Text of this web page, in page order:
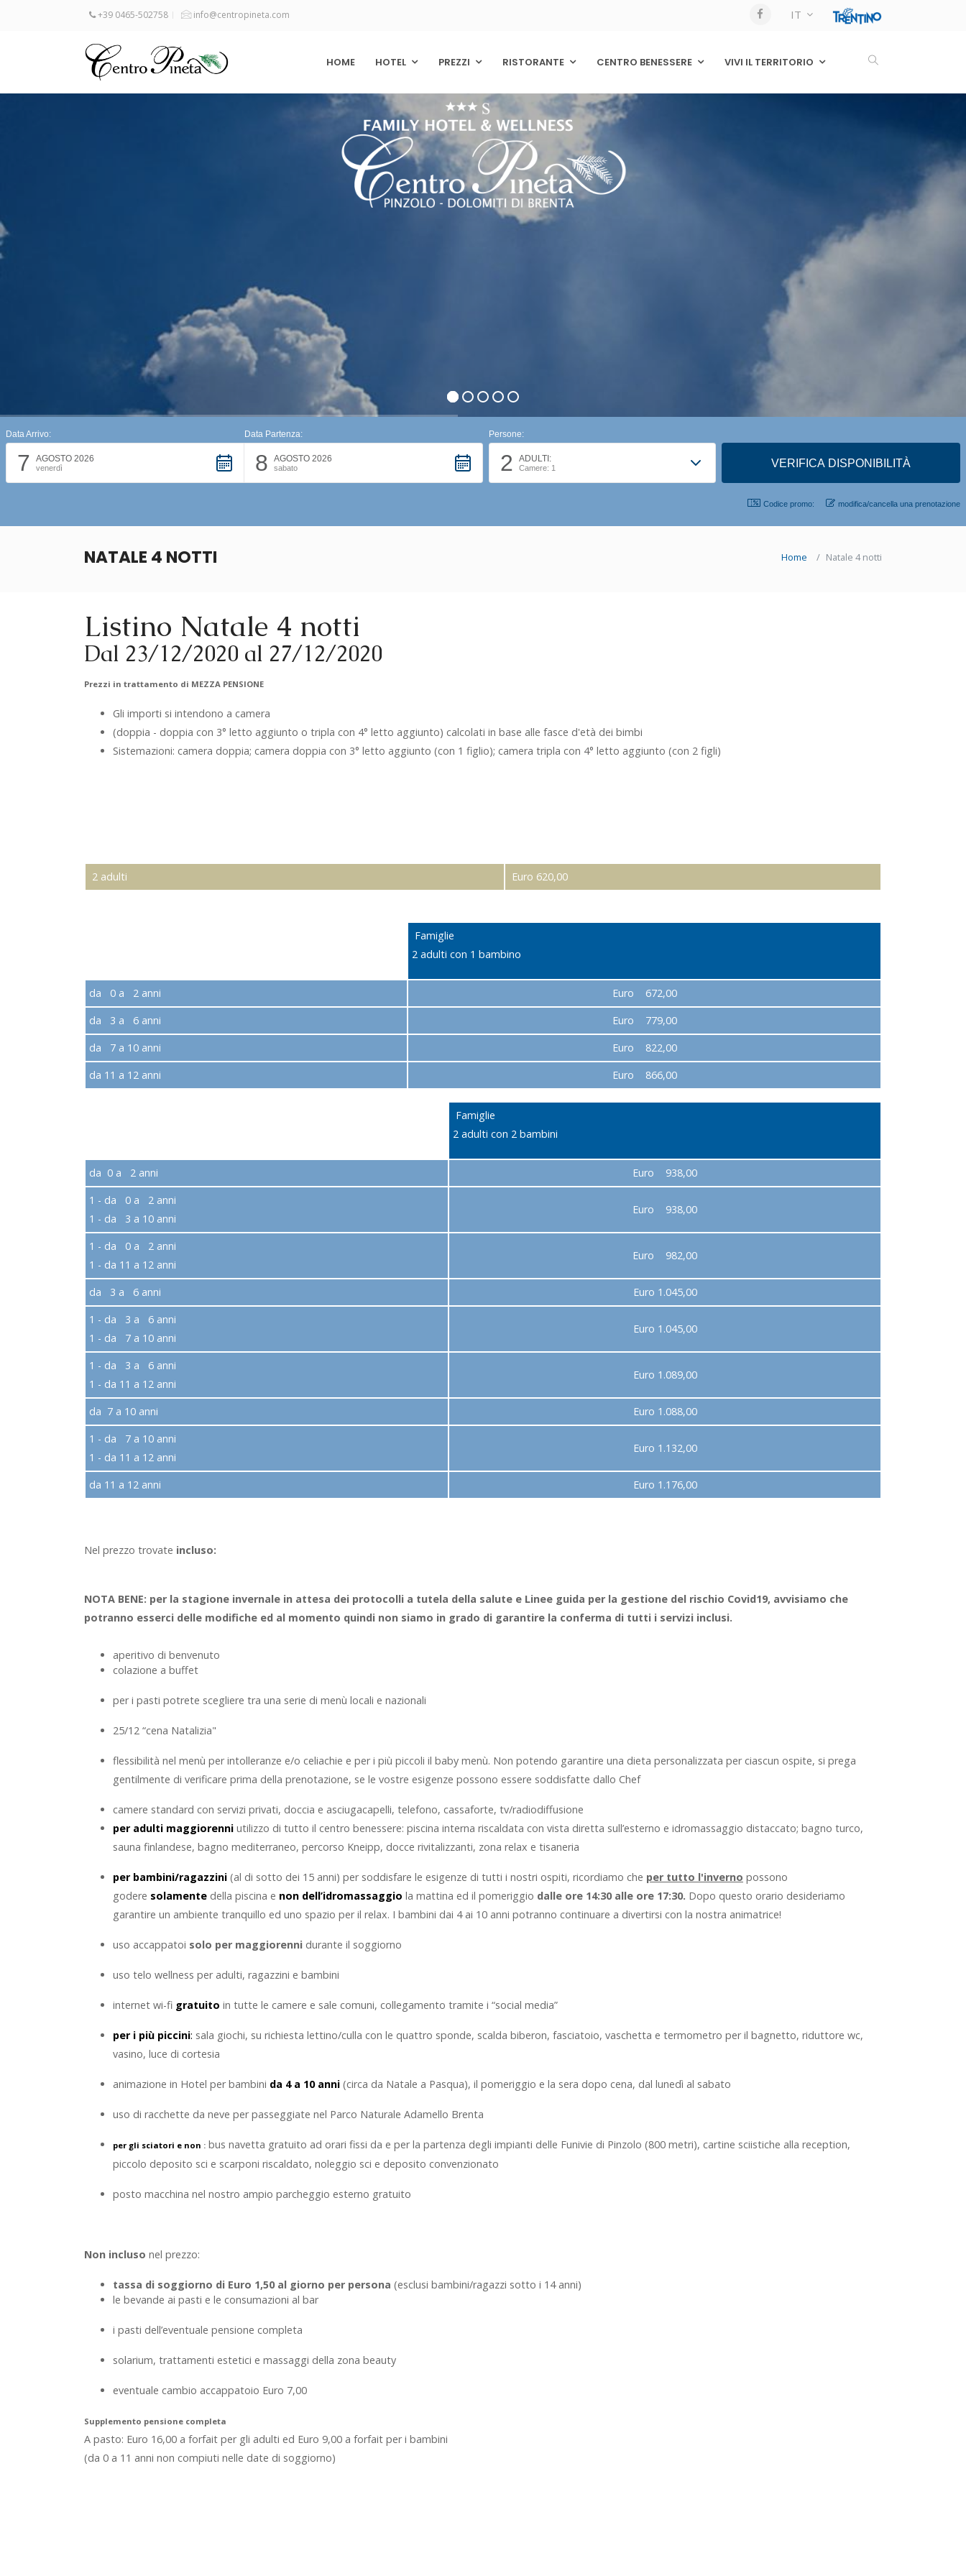
IT
+39 0465-502758 info@centropineta.com
HOME HOTEL PREZZI RISTORANTE CENTRO BENESSERE VIVI IL TERRITORIO
Data Arrivo:
7 AGOSTO 2026
venerdì
Data Partenza:
8 AGOSTO 2026
sabato
Persone:
2 ADULTI:
Camere: 1
Codice promo: modifica/cancella una prenotazione
NATALE 4 NOTTI Home Natale 4 notti
Listino Natale 4 notti
Dal 23/12/2020 al 27/12/2020
Prezzi in trattamento di MEZZA PENSIONE
Gli importi si intendono a camera
(doppia - doppia con 3° letto aggiunto o tripla con 4° letto aggiunto) calcolati in base alle fasce d'età dei bimbi
Sistemazioni: camera doppia; camera doppia con 3° letto aggiunto (con 1 figlio); camera tripla con 4° letto aggiunto (con 2 figli)
2 adulti Euro 620,00
Famiglie
2 adulti con 1 bambino
da 0 a 2 anni
Euro 672,00
da 3 a 6 anni
Euro 779,00
da 7 a 10 anni
Euro 822,00
da 11 a 12 anni
Euro 866,00
Famiglie
2 adulti con 2 bambini
da 0 a 2 anni
Euro 938,00
1 - da 0 a 2 anni
1 - da 3 a 10 anni
Euro 938,00
1 - da 0 a 2 anni
1 - da 11 a 12 anni
Euro 982,00
da 3 a 6 anni
Euro 1.045,00
1 - da 3 a 6 anni
1 - da 7 a 10 anni
Euro 1.045,00
1 - da 3 a 6 anni
1 - da 11 a 12 anni
Euro 1.089,00
da 7 a 10 anni
Euro 1.088,00
1 - da 7 a 10 anni
1 - da 11 a 12 anni
Euro 1.132,00
da 11 a 12 anni Euro 1.176,00
Nel prezzo trovate incluso:
NOTA BENE: per la stagione invernale in attesa dei protocolli a tutela della salute e Linee guida per la gestione del rischio Covid19, avvisiamo che
potranno esserci delle modifiche ed al momento quindi non siamo in grado di garantire la conferma di tutti i servizi inclusi.
aperitivo di benvenuto
colazione a buffet
per i pasti potrete scegliere tra una serie di menù locali e nazionali
25/12 “cena Natalizia"
flessibilità nel menù per intolleranze e/o celiachie e per i più piccoli il baby menù. Non potendo garantire una dieta personalizzata per ciascun ospite, si prega
gentilmente di verificare prima della prenotazione, se le vostre esigenze possono essere soddisfatte dallo Chef
camere standard con servizi privati, doccia e asciugacapelli, telefono, cassaforte, tv/radiodiffusione
per adulti maggiorenni utilizzo di tutto il centro benessere: piscina interna riscaldata con vista diretta sull’esterno e idromassaggio distaccato; bagno turco,
sauna finlandese, bagno mediterraneo, percorso Kneipp, docce rivitalizzanti, zona relax e tisaneria
per bambini/ragazzini (al di sotto dei 15 anni) per soddisfare le esigenze di tutti i nostri ospiti, ricordiamo che per tutto l'inverno possono
godere solamente della piscina e non dell’idromassaggio la mattina ed il pomeriggio dalle ore 14:30 alle ore 17:30. Dopo questo orario desideriamo
garantire un ambiente tranquillo ed uno spazio per il relax. I bambini dai 4 ai 10 anni potranno continuare a divertirsi con la nostra animatrice!
uso accappatoi solo per maggiorenni durante il soggiorno
uso telo wellness per adulti, ragazzini e bambini
internet wi-fi gratuito in tutte le camere e sale comuni, collegamento tramite i “social media”
per i più piccini: sala giochi, su richiesta lettino/culla con le quattro sponde, scalda biberon, fasciatoio, vaschetta e termometro per il bagnetto, riduttore wc,
vasino, luce di cortesia
animazione in Hotel per bambini da 4 a 10 anni (circa da Natale a Pasqua), il pomeriggio e la sera dopo cena, dal lunedì al sabato
uso di racchette da neve per passeggiate nel Parco Naturale Adamello Brenta
per gli sciatori e non : bus navetta gratuito ad orari fissi da e per la partenza degli impianti delle Funivie di Pinzolo (800 metri), cartine sciistiche alla reception,
piccolo deposito sci e scarponi riscaldato, noleggio sci e deposito convenzionato
posto macchina nel nostro ampio parcheggio esterno gratuito
Non incluso nel prezzo:
tassa di soggiorno di Euro 1,50 al giorno per persona (esclusi bambini/ragazzi sotto i 14 anni)
le bevande ai pasti e le consumazioni al bar
i pasti dell’eventuale pensione completa
solarium, trattamenti estetici e massaggi della zona beauty
eventuale cambio accappatoio Euro 7,00
Supplemento pensione completa
A pasto: Euro 16,00 a forfait per gli adulti ed Euro 9,00 a forfait per i bambini
(da 0 a 11 anni non compiuti nelle date di soggiorno)